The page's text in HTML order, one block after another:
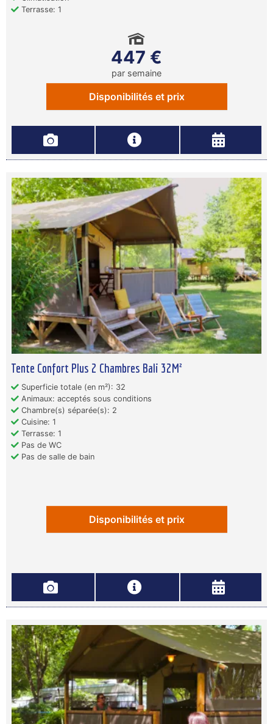
Terrasse: 1
447 €
par semaine
Disponibilités et prix
Tente Confort Plus 2 Chambres Bali 32M²
Superficie totale (en m²): 32
Animaux: acceptés sous conditions
Chambre(s) séparée(s): 2
Cuisine: 1
Terrasse: 1
Pas de WC
Pas de salle de bain
Disponibilités et prix